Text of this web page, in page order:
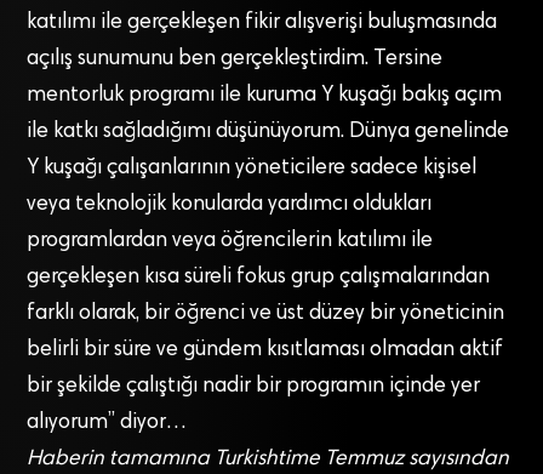
katılımı ile gerçekleşen fikir alışverişi buluşmasında
açılış sunumunu ben gerçekleştirdim. Tersine
mentorluk programı ile kuruma Y kuşağı bakış açım
ile katkı sağladığımı düşünüyorum. Dünya genelinde
Y kuşağı çalışanlarının yöneticilere sadece kişisel
veya teknolojik konularda yardımcı oldukları
programlardan veya öğrencilerin katılımı ile
gerçekleşen kısa süreli fokus grup çalışmalarından
farklı olarak, bir öğrenci ve üst düzey bir yöneticinin
belirli bir süre ve gündem kısıtlaması olmadan aktif
bir şekilde çalıştığı nadir bir programın içinde yer
alıyorum” diyor…
Haberin tamamına Turkishtime Temmuz sayısından